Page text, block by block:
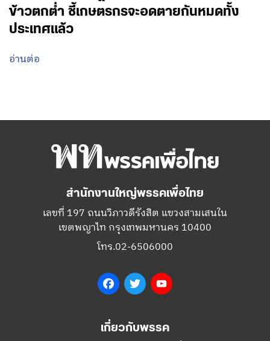
ข้าวตกต่ำ ชี้เกษตรกรจะอดตายกันหมดทั้ง
ประเทศแล้ว
อ่านต่อ
สำนักงานใหญ่พรรคเพื่อไทย
เลขที่ 197 ถนนวิภาวดีรังสิต แขวงสามเสนใน
เขตพญาไท กรุงเทพมหานคร 10400
โทร.02-6506000
FacebookTwitter
เกี่ยวกับพรรค